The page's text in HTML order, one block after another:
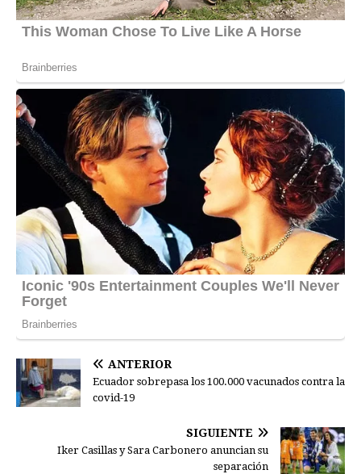
ANTERIOR
Ecuador sobrepasa los 100.000 vacunados contra la
covid-19
SIGUIENTE
Iker Casillas y Sara Carbonero anuncian su
separación